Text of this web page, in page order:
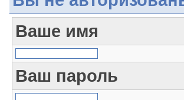
Ваше имя
Ваш пароль